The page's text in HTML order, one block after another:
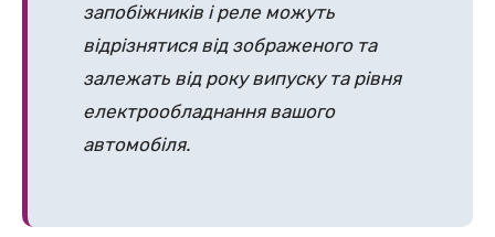
запобіжників і реле можуть
відрізнятися від зображеного та
залежать від року випуску та рівня
електрообладнання вашого
автомобіля.